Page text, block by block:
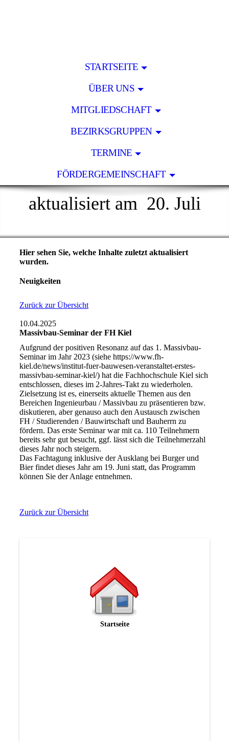
STARTSEITE
ÜBER UNS
MITGLIEDSCHAFT
BEZIRKSGRUPPEN
TERMINE
FÖRDERGEMEINSCHAFT
aktualisiert am 20. Juli
Hier sehen Sie, welche Inhalte zuletzt aktualisiert
wurden.
Neuigkeiten
Zurück zur Übersicht
10.04.2025
Massivbau-Seminar der FH Kiel
Aufgrund der positiven Resonanz auf das 1. Massivbau-
Seminar im Jahr 2023 (siehe https://www.fh-
kiel.de/news/institut-fuer-bauwesen-veranstaltet-erstes-
massivbau-seminar-kiel/) hat die Fachhochschule Kiel sich
entschlossen, dieses im 2-Jahres-Takt zu wiederholen.
Zielsetzung ist es, einerseits aktuelle Themen aus den
Bereichen Ingenieurbau / Massivbau zu präsentieren bzw.
diskutieren, aber genauso auch den Austausch zwischen
FH / Studierenden / Bauwirtschaft und Bauherrn zu
fördern. Das erste Seminar war mit ca. 110 Teilnehmern
bereits sehr gut besucht, ggf. lässt sich die Teilnehmerzahl
dieses Jahr noch steigern.
Das Fachtagung inklusive der Ausklang bei Burger und
Bier findet dieses Jahr am 19. Juni statt, das Programm
können Sie der Anlage entnehmen.
Zurück zur Übersicht
Startseite